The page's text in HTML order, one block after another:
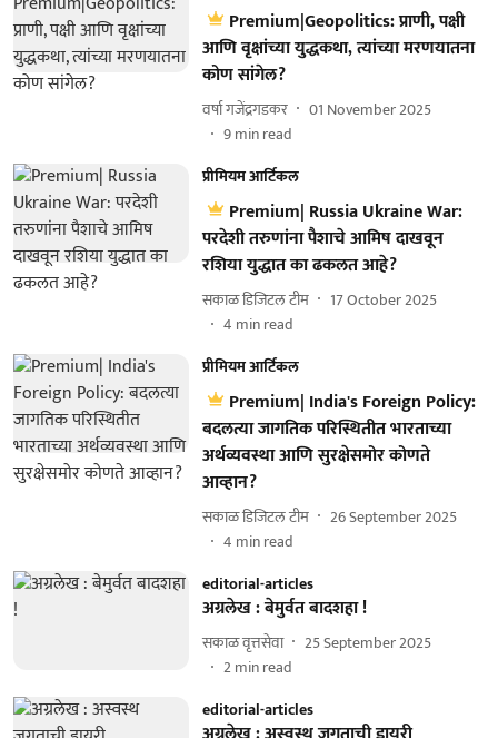
Premium|Geopolitics: प्राणी, पक्षी
आणि वृक्षांच्या युद्धकथा, त्यांच्या मरणयातना
कोण सांगेल?
वर्षा गजेंद्रगडकर
01 November 2025
9min read
प्रीमियम आर्टिकल
Premium| Russia Ukraine War:
परदेशी तरुणांना पैशाचे आमिष दाखवून
रशिया युद्धात का ढकलत आहे?
सकाळ डिजिटल टीम
17 October 2025
4 min read
प्रीमियम आर्टिकल
Premium| India's Foreign Policy:
बदलत्या जागतिक परिस्थितीत भारताच्या
अर्थव्यवस्था आणि सुरक्षेसमोर कोणते
आव्हान?
सकाळ डिजिटल टीम
26 September 2025
4 min read
editorial-articles
अग्रलेख : बेमुर्वत बादशहा !
सकाळ वृत्तसेवा
25 September 2025
2min read
editorial-articles